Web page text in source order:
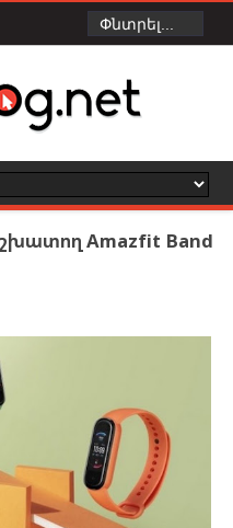
Amazfit Band